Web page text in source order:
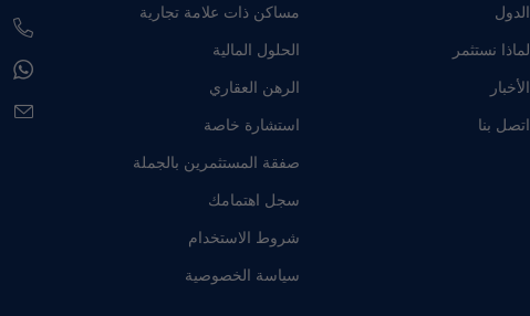
الدول
لماذا نستثمر
الأخبار
اتصل بنا
مساكن ذات علامة تجارية
الحلول المالية
الرهن العقاري
استشارة خاصة
صفقة المستثمرين بالجملة
سجل اهتمامك
شروط الاستخدام
سياسة الخصوصية